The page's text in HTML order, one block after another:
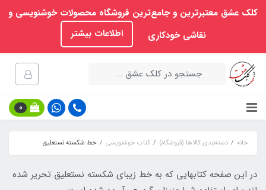
کلک عشق معتبرترین و جامع‌ترین فروشگاه محصولات خوشنویسی و
نقاشی خودکاری
اطلاعات بیشتر
0
خانه دسته‌بندی کالاها (فروشگاه) کتاب خوشنویسی خط شکسته نستعلیق
در این صفحه کتابهایی که به خط زیبای شکسته نستعلیق تحریر شده